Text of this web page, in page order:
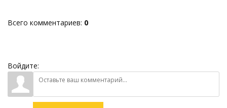
Всего комментариев: 0
Войдите: